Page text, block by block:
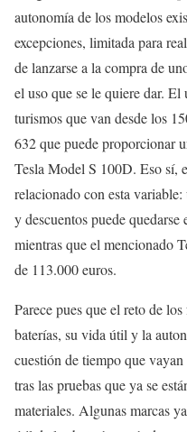
autonomía de los modelos
excepciones, limitada para
de lanzarse a la compra de
el uso que se le quiere dar.
turismos que van desde los
632 que puede proporcionar
Tesla Model S 100D. Eso sí,
relacionado con esta
y descuentos puede
mientras que el mencionado
de 113.000 euros.
Parece pues que el reto de
baterías, su vida útil y la
cuestión de tiempo que
tras las pruebas que ya se
materiales. Algunas marcas